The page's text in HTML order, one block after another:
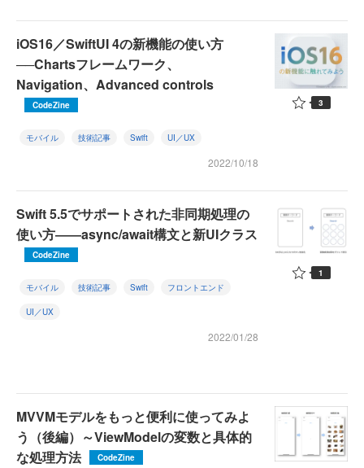
iOS16／SwiftUI 4の新機能の使い方
──Chartsフレームワーク、
Navigation、Advanced controls
CodeZine
モバイル 技術記事 Swift UI／UX
2022/10/18
3
Swift 5.5でサポートされた非同期処理の
使い方――async/await構文と新UIクラス
CodeZine
モバイル 技術記事 Swift フロントエンド
UI／UX
2022/01/28
1
MVVMモデルをもっと便利に使ってみよ
う（後編）～ViewModelの変数と具体的
な処理方法
CodeZine